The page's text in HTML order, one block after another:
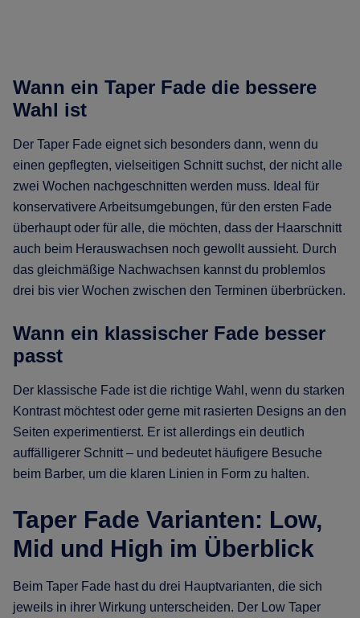
Wann ein Taper Fade die bessere
Wahl ist
Der Taper Fade eignet sich besonders dann, wenn du
einen gepflegten, vielseitigen Schnitt suchst, der nicht alle
zwei Wochen nachgeschnitten werden muss. Ideal für
konservativere Arbeitsumgebungen, für den ersten Fade
überhaupt oder für alle, die möchten, dass der Haarschnitt
auch beim Herauswachsen noch gewollt aussieht. Durch
das gleichmäßige Nachwachsen kannst du problemlos
drei bis vier Wochen zwischen den Terminen überbrücken.
Wann ein klassischer Fade besser
passt
Der klassische Fade ist die richtige Wahl, wenn du starken
Kontrast möchtest oder gerne mit rasierten Designs an den
Seiten experimentierst. Er ist allerdings ein deutlich
auffälligerer Schnitt – und bedeutet häufigere Besuche
beim Barber, um die klaren Linien in Form zu halten.
Taper Fade Varianten: Low,
Mid und High im Überblick
Beim Taper Fade hast du drei Hauptvarianten, die sich
jeweils in ihrer Wirkung unterscheiden. Der Low Taper